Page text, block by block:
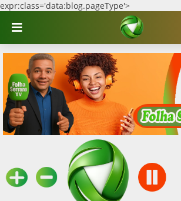
expr:class='data:blog.pageType'>